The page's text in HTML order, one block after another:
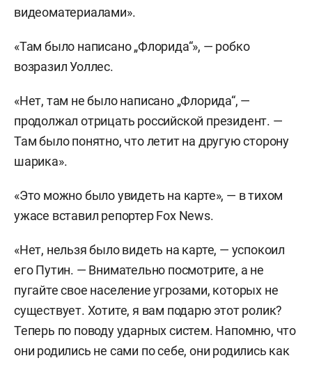
видеоматериалами».
«Там было написано „Флорида“», — робко
возразил Уоллес.
«Нет, там не было написано „Флорида“, —
продолжал отрицать российской президент. —
Там было понятно, что летит на другую сторону
шарика».
«Это можно было увидеть на карте», — в тихом
ужасе вставил репортер Fox News.
«Нет, нельзя было видеть на карте, — успокоил
его Путин. — Внимательно посмотрите, а не
пугайте свое население угрозами, которых не
существует. Хотите, я вам подарю этот ролик?
Теперь по поводу ударных систем. Напомню, что
они родились не сами по себе, они родились как